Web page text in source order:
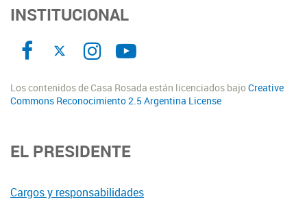
INSTITUCIONAL
Los contenidos de Casa Rosada están licenciados bajoCreative
Commons Reconocimiento 2.5 Argentina License
EL PRESIDENTE
Cargos y responsabilidades